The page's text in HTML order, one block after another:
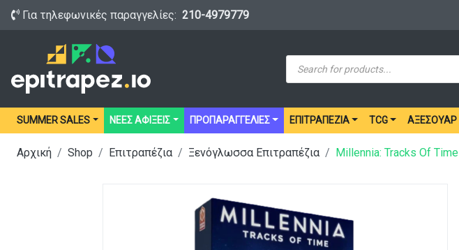
Για τηλεφωνικές παραγγελίες: 210-4979779
Products
search
SUMMER SALES ΝΕΕΣ ΑΦΙΞΕΙΣ ΠΡΟΠΑΡΑΓΓΕΛΙΕΣ ΕΠΙΤΡΑΠΈΖΙΑ TCG ΑΞΕΣΟΥΆΡ
Αρχική Shop Επιτραπέζια Ξενόγλωσσα Επιτραπέζια Millennia: Tracks Of Time